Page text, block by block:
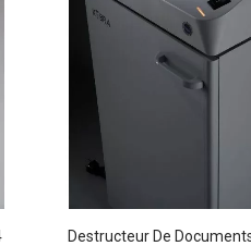
Destructeur De